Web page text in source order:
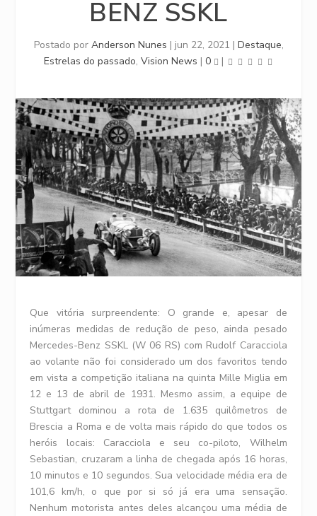
BENZ SSKL
Postado por Anderson Nunes | jun 22, 2021 | Destaque,
Estrelas do passado, Vision News | 0 |
Que vitória surpreendente: O grande e, apesar de
inúmeras medidas de redução de peso, ainda pesado
Mercedes-Benz SSKL (W 06 RS) com Rudolf Caracciola
ao volante não foi considerado um dos favoritos tendo
em vista a competição italiana na quinta Mille Miglia em
12 e 13 de abril de 1931. Mesmo assim, a equipe de
Stuttgart dominou a rota de 1.635 quilômetros de
Brescia a Roma e de volta mais rápido do que todos os
heróis locais: Caracciola e seu co-piloto, Wilhelm
Sebastian, cruzaram a linha de chegada após 16 horas,
10 minutos e 10 segundos. Sua velocidade média era de
101,6 km/h, o que por si só já era uma sensação.
Nenhum motorista antes deles alcançou uma média de